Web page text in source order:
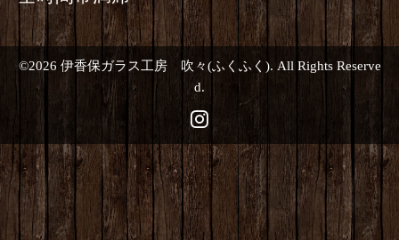
©2026 伊香保ガラス工房 吹々(ふくふく). All Rights Reserve
d.